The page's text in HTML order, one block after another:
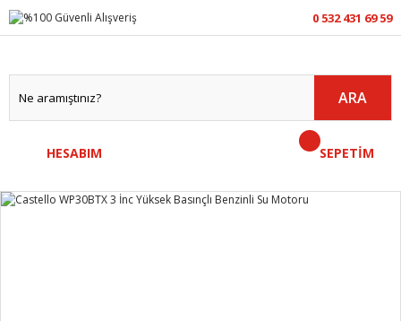
0 532 431 69 59
ARA
HESABIM SEPETİM